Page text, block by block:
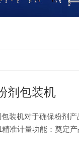
剂包装机
装机对于确保粉剂
准计量功能：奠定